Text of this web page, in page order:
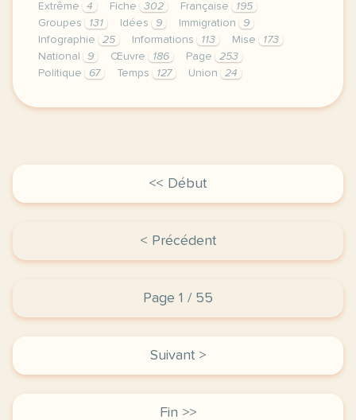
Extrême
4 Fiche 302 Française
195
Groupes
131 Idées 9 Immigration
9
Infographie
25 Informations 113 Mise
173
National
9 Œuvre 186 Page
253
Politique
67 Temps 127 Union 24
continuer sans accepter le respect de votre vie
<< Début
< Précédent
Page 1 / 55
Suivant >
Fin >>